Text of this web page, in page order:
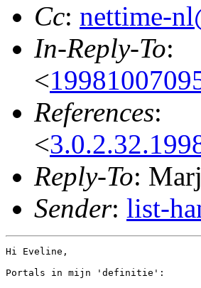
Cc: nettime-
In-Reply-To:
<
References:
<
Reply-To:
Sender: list-
Hi Eveline,
Portals in mijn 'definitie':